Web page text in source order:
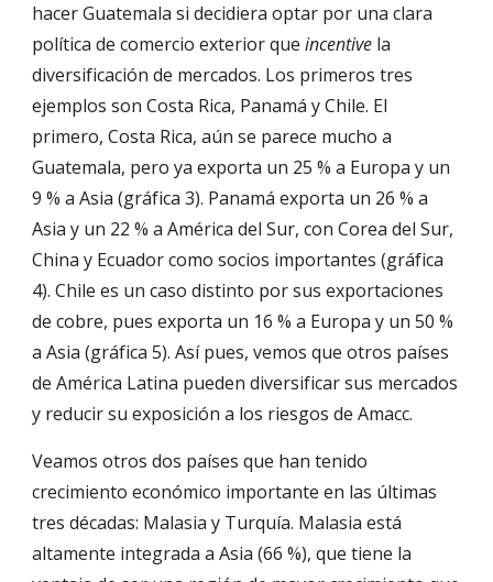
hacer Guatemala si decidiera optar por una clara
política de comercio exterior que incentive la
diversificación de mercados. Los primeros tres
ejemplos son Costa Rica, Panamá y Chile. El
primero, Costa Rica, aún se parece mucho a
Guatemala, pero ya exporta un 25 % a Europa y un
9 % a Asia (gráfica 3). Panamá exporta un 26 % a
Asia y un 22 % a América del Sur, con Corea del Sur,
China y Ecuador como socios importantes (gráfica
4). Chile es un caso distinto por sus exportaciones
de cobre, pues exporta un 16 % a Europa y un 50 %
a Asia (gráfica 5). Así pues, vemos que otros países
de América Latina pueden diversificar sus mercados
y reducir su exposición a los riesgos de Amacc.
Veamos otros dos países que han tenido
crecimiento económico importante en las últimas
tres décadas: Malasia y Turquía. Malasia está
altamente integrada a Asia (66 %), que tiene la